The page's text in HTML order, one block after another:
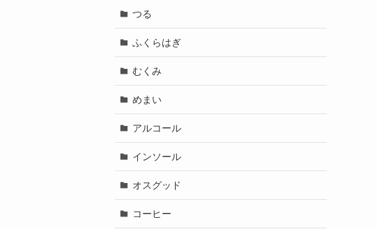
つる
ふくらはぎ
むくみ
めまい
アルコール
インソール
オスグッド
コーヒー